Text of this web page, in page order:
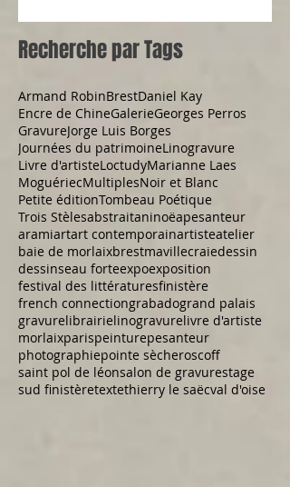
Recherche par Tags
Armand RobinBrestDaniel Kay
Encre de ChineGalerieGeorges Perros
GravureJorge Luis Borges
Journées du patrimoineLinogravure
Livre d'artisteLoctudyMarianne Laes
MoguériecMultiplesNoir et Blanc
Petite éditionTombeau Poétique
Trois Stèlesabstraitaninoëapesanteur
aramiartart contemporainartisteatelier
baie de morlaixbrestmavillecraiedessin
dessinseau forteexpoexposition
festival des littératuresfinistère
french connectiongrabadogrand palais
gravurelibrairielinogravurelivre d'artiste
morlaixparispeinturepesanteur
photographiepointe sècheroscoff
saint pol de léonsalon de gravurestage
sud finistèretextethierry le saëcval d'oise